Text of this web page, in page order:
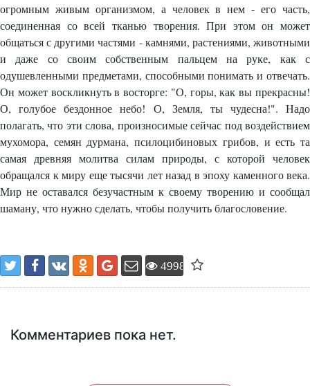
огромным живым организмом, а человек в нем - его часть,
соединенная со всей тканью творения. При этом он может
общаться с другими частями - камнями, растениями, животными
и даже со своим собственным пальцем на руке, как с
одушевленными предметами, способными понимать и отвечать.
Он может воскликнуть в восторге: "О, горы, как вы прекрасны!
О, голубое бездонное небо! О, Земля, ты чудесна!". Надо
полагать, что эти слова, произносимые сейчас под воздействием
мухомора, семян дурмана, псилоцибиновых грибов, и есть та
самая древняя молитва силам природы, с которой человек
обращался к миру еще тысячи лет назад в эпоху каменного века.
Мир не оставался безучастным к своему творению и сообщал
шаману, что нужно сделать, чтобы получить благословение.
4998
Комментариев пока нет.